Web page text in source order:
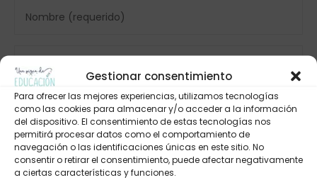
Gestionar consentimiento
Para ofrecer las mejores experiencias, utilizamos tecnologías
como las cookies para almacenar y/o acceder a la información
del dispositivo. El consentimiento de estas tecnologías nos
permitirá procesar datos como el comportamiento de
navegación o las identificaciones únicas en este sitio. No
consentir o retirar el consentimiento, puede afectar negativamente
a ciertas características y funciones.